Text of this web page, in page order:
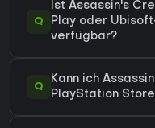
Q
Ist Assassin's
Play oder
verfügbar?
Q
Kann ich
PlayStation